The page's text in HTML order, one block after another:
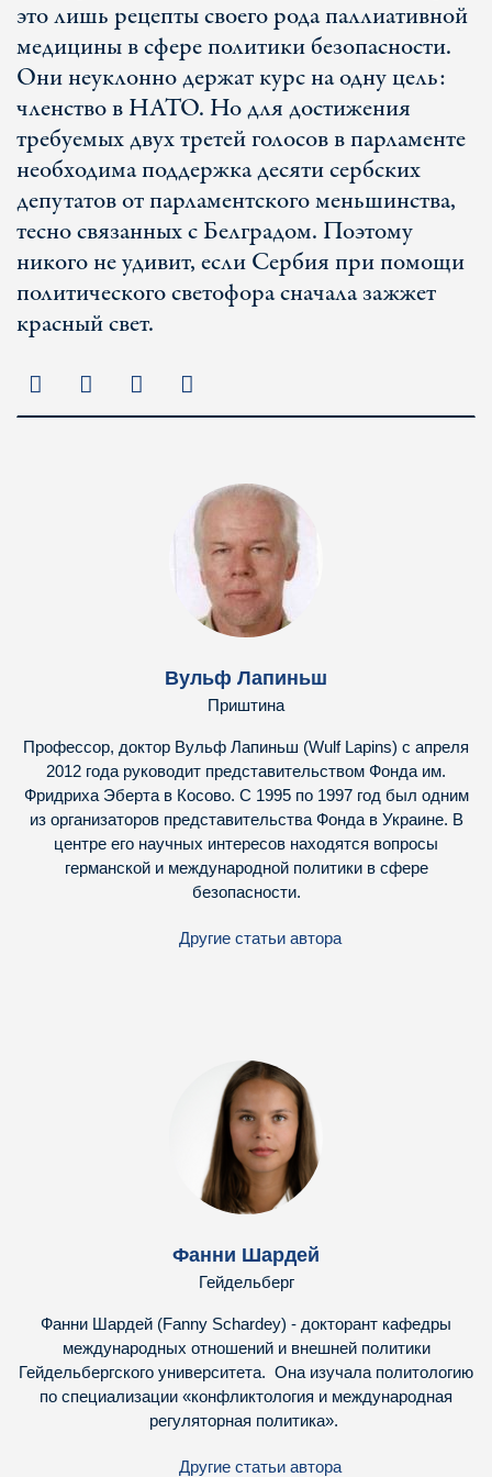
это лишь рецепты своего рода паллиативной
медицины в сфере политики безопасности.
Они неуклонно держат курс на одну цель:
членство в НАТО. Но для достижения
требуемых двух третей голосов в парламенте
необходима поддержка десяти сербских
депутатов от парламентского меньшинства,
тесно связанных с Белградом. Поэтому
никого не удивит, если Сербия при помощи
политического светофора сначала зажжет
красный свет.
Вульф Лапиньш
Приштина
Профессор, доктор Вульф Лапиньш (Wulf Lapins) с апреля
2012 года руководит представительством Фонда им.
Фридриха Эберта в Косово. С 1995 по 1997 год был одним
из организаторов представительства Фонда в Украине. В
центре его научных интересов находятся вопросы
германской и международной политики в сфере
безопасности.
Другие статьи автора
Фанни Шардей
Гейдельберг
Фанни Шардей (Fanny Schardey) - докторант кафедры
международных отношений и внешней политики
Гейдельбергского университета. Она изучала политологию
по специализации «конфликтология и международная
регуляторная политика».
Другие статьи автора